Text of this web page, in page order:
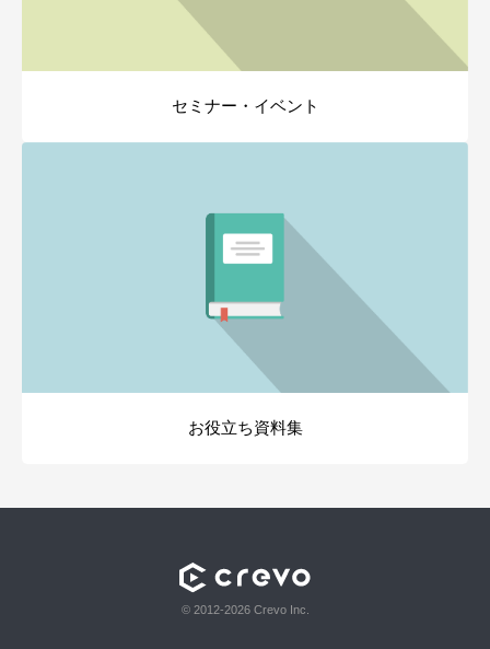
セミナー・イベント
お役立ち資料集
© 2012-2026 Crevo Inc.